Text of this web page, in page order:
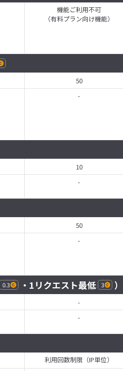
機能ご利用不可
（有料プラン向け機能）
50
-
10
-
50
-
0.3 ・1リクエスト最低 3 ）
-
-
利用回数制限（IP単位）